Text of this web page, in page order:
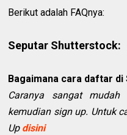
Berikut adalah FAQnya:
Seputar Shutterstock:
Bagaimana cara daftar
Caranya sangat
kemudian sign up. Untuk
Up disini